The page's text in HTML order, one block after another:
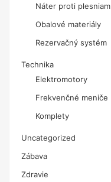
Náter proti plesniam
Obalové materiály
Rezervačný systém
Technika
Elektromotory
Frekvenčné meniče
Komplety
Uncategorized
Zábava
Zdravie